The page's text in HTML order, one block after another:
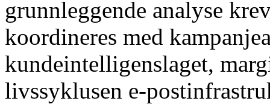
grunnleggende analyse
koordineres med
kundeintelligenslaget,
livssyklusen e-